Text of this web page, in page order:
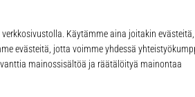
FAQ
Tietosuojakäytäntö